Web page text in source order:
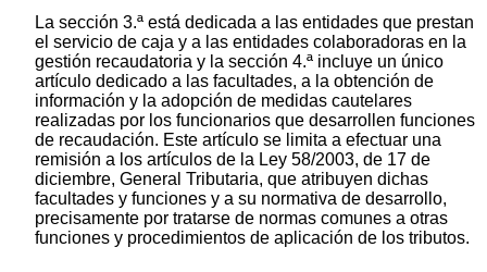
La sección 3.ª está dedicada a las entidades que prestan
el servicio de caja y a las entidades colaboradoras en la
gestión recaudatoria y la sección 4.ª incluye un único
artículo dedicado a las facultades, a la obtención de
información y la adopción de medidas cautelares
realizadas por los funcionarios que desarrollen funciones
de recaudación. Este artículo se limita a efectuar una
remisión a los artículos de la Ley 58/2003, de 17 de
diciembre, General Tributaria, que atribuyen dichas
facultades y funciones y a su normativa de desarrollo,
precisamente por tratarse de normas comunes a otras
funciones y procedimientos de aplicación de los tributos.